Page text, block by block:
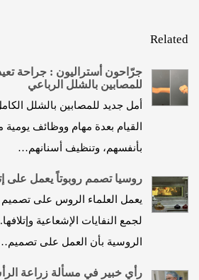
Related
جرّاحون أستراليون : جراحة
للمصابين بالشلل الرباعي
أمل جديد للمصابين بالشلل
القيام بعدة مهام ووظائف يومية
بأنفسهم، وتنظيف أسنانهم…
روسيا تصمم روبوتاً يعمل على
يعمل العلماء الروس على
لجمع النفايات الإشعاعية
الروسية بأن العمل على
رأي خبير في مسألة زراعة